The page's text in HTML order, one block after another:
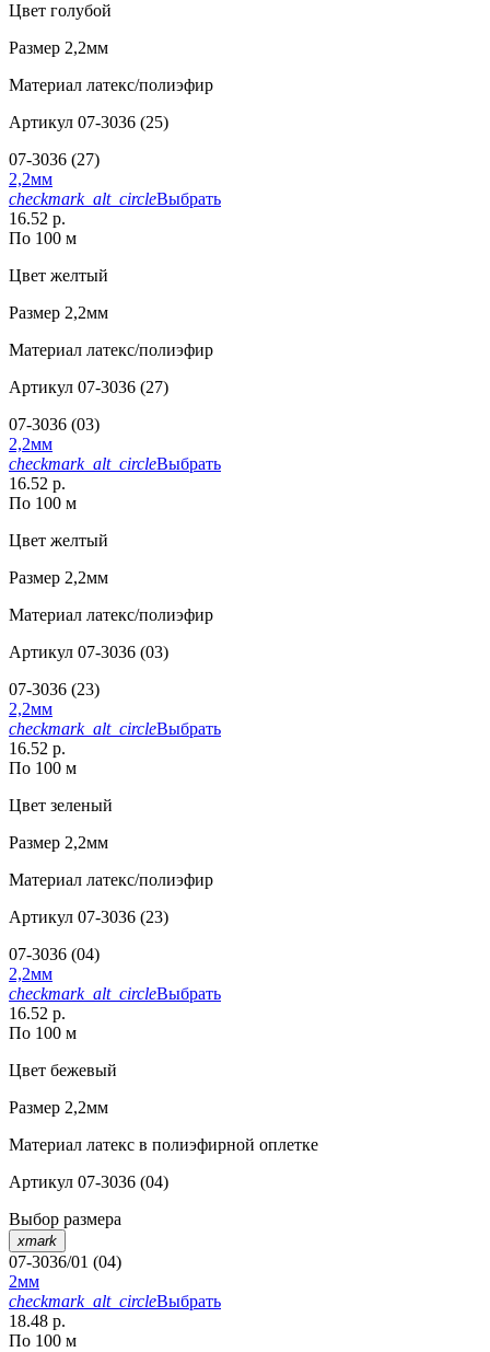
Цвет голубой
Размер 2,2мм
Материал латекс/полиэфир
Артикул 07-3036 (25)
07-3036 (27)
2,2мм
checkmark_alt_circleВыбрать
16.52 р.
По 100 м
Цвет желтый
Размер 2,2мм
Материал латекс/полиэфир
Артикул 07-3036 (27)
07-3036 (03)
2,2мм
checkmark_alt_circleВыбрать
16.52 р.
По 100 м
Цвет желтый
Размер 2,2мм
Материал латекс/полиэфир
Артикул 07-3036 (03)
07-3036 (23)
2,2мм
checkmark_alt_circleВыбрать
16.52 р.
По 100 м
Цвет зеленый
Размер 2,2мм
Материал латекс/полиэфир
Артикул 07-3036 (23)
07-3036 (04)
2,2мм
checkmark_alt_circleВыбрать
16.52 р.
По 100 м
Цвет бежевый
Размер 2,2мм
Материал латекс в полиэфирной оплетке
Артикул 07-3036 (04)
Выбор размера
xmark
07-3036/01 (04)
2мм
checkmark_alt_circleВыбрать
18.48 р.
По 100 м